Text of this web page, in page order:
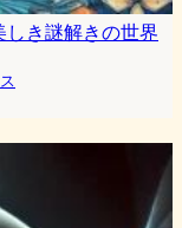
しき謎解きの世界